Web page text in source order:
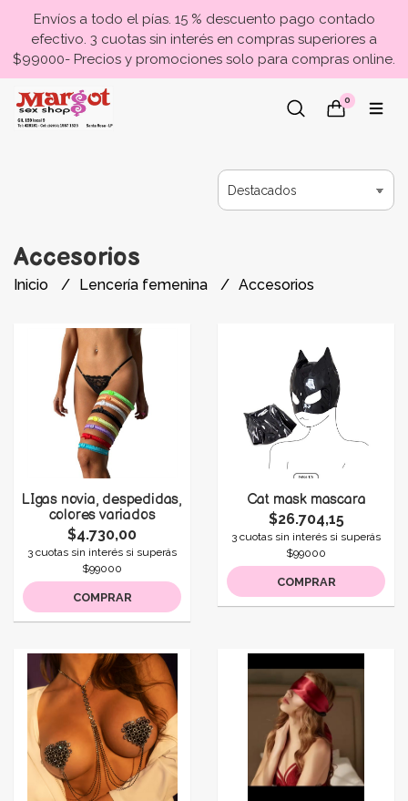
Envíos a todo el pías. 15 % descuento pago contado
efectivo. 3 cuotas sin interés en compras superiores a
$99000- Precios y promociones solo para compras online.
0
Accesorios
Inicio Lencería femenina Accesorios
LIgas novia, despedidas,
colores variados
$4.730,00
3 cuotas sin interés si superás
$99000
COMPRAR
Cat mask mascara
$26.704,15
3 cuotas sin interés si superás
$99000
COMPRAR